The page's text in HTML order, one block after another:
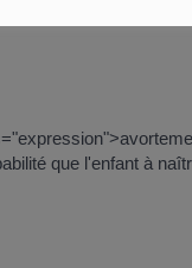
que l'enfant à